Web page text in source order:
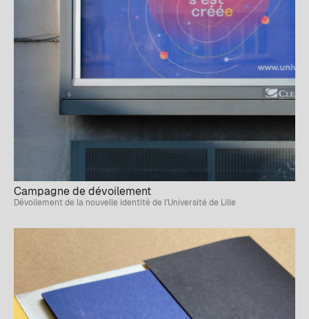
Campagne de dévoilement
Dévoilement de la nouvelle identité de l'Université de Lille